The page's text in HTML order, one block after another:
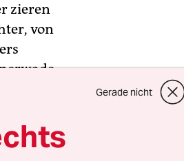
zieren
von
Gerade nicht